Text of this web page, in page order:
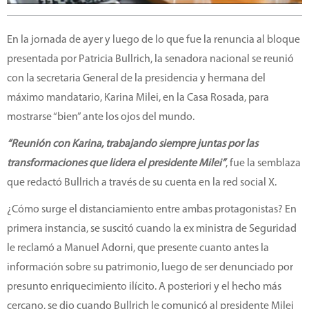
En la jornada de ayer y luego de lo que fue la renuncia al bloque
presentada por Patricia Bullrich, la senadora nacional se reunió
con la secretaria General de la presidencia y hermana del
máximo mandatario, Karina Milei, en la Casa Rosada, para
mostrarse “bien” ante los ojos del mundo.
“Reunión con Karina, trabajando siempre juntas por las
transformaciones que lidera el presidente Milei”, fue la semblaza
que redactó Bullrich a través de su cuenta en la red social X.
¿Cómo surge el distanciamiento entre ambas protagonistas? En
primera instancia, se suscitó cuando la ex ministra de Seguridad
le reclamó a Manuel Adorni, que presente cuanto antes la
información sobre su patrimonio, luego de ser denunciado por
presunto enriquecimiento ilícito. A posteriori y el hecho más
cercano, se dio cuando Bullrich le comunicó al presidente Milei